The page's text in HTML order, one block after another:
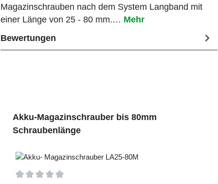
Magazinschrauben nach dem System Langband mit
einer Länge von 25 - 80 mm.… Mehr
Bewertungen
Produktgalerie überspringen
Akku-Magazinschrauber bis 80mm
Schraubenlänge